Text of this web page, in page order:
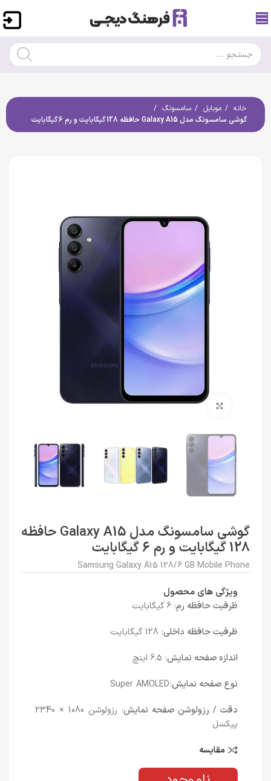
خانه موبایل
سامسونگ
گوشی سامسونگ مدل Galaxy A15 حافظه 128 گیگابایت و رم 6 گیگابایت
برای بزرگنمایی کلیک کنید
گوشی سامسونگ مدل Galaxy A15 حافظه
128 گیگابایت و رم 6 گیگابایت
Samsung Galaxy A15 128/6 GB Mobile Phone
ویژگی های محصول
ظرفیت حافظه رم: 6 گیگابایت
ظرفیت حافظه داخلی: 128 گیگابایت
اندازه صفحه نمایش: 6.5 اینچ
نوع صفحه نمایش: Super AMOLED
دقت / رزولوشن صفحه نمایش
پیکسل
مقایسه